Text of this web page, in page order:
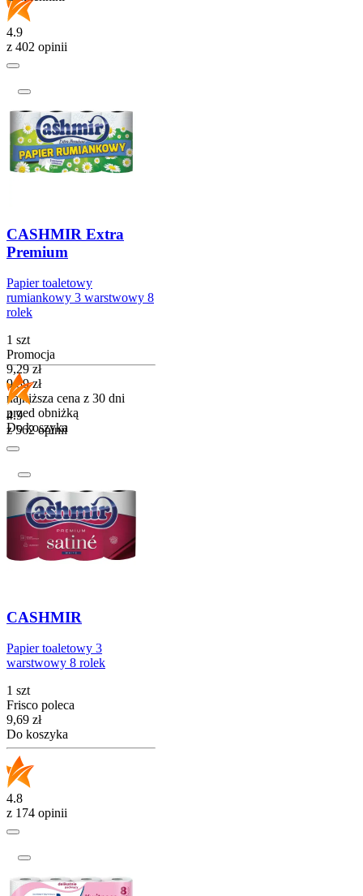
4.9
z 402 opinii
CASHMIR Extra
Premium
Papier toaletowy
rumiankowy 3 warstwowy 8
rolek
1 szt
Promocja
Cena promocyjna
9,29 zł
9,89 zł
najniższa cena z 30 dni
przed obniżką
Do koszyka
4.9
z 562 opinii
CASHMIR
Papier toaletowy 3
warstwowy 8 rolek
1 szt
Frisco poleca
Cena
9,69 zł
Do koszyka
4.8
z 174 opinii